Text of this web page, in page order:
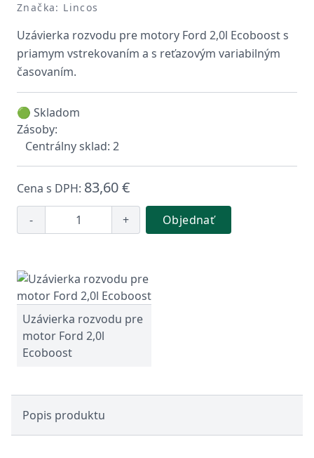
Značka: Lincos
Uzávierka rozvodu pre motory Ford 2,0l Ecoboost s
priamym vstrekovaním a s reťazovým variabilným
časovaním.
🟢 Skladom
Zásoby:
Centrálny sklad: 2
Cena s DPH: 83,60 €
- + Objednať
Uzávierka rozvodu pre
motor Ford 2,0l
Ecoboost
Popis produktu